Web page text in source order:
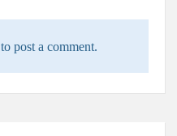
to post a comment.